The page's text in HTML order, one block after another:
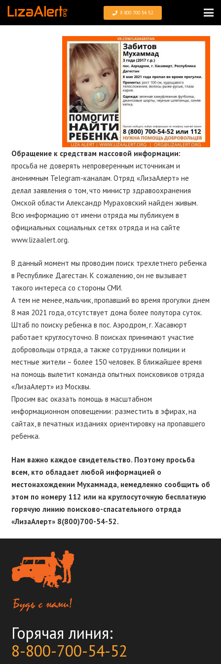
8 800 700 54 52
Обращение к средствам массовой информации:
просьба не доверять непроверенным источникам и
анонимным Telegram-каналам. Отряд «ЛизаАлерт» не
делал заявления о том, что министр здравоохранения
Омской области Александр Мураховский найден живым.
Всю информацию от имени отряда мы публикуем в
официальных социальных сетях отряда и на сайте
www.lizaalert.org.
В данный момент мы проводим поиск трехлетнего ребенка
в Республике Дагестан. К сожалению, он не вызывает
такого интереса со стороны СМИ.
А тем не менее, мальчик, пропавший во время прогулки днем
8 мая 2021 года, отсутствует дома более полутора суток.
Штаб по поиску ребенка в пос. Аэродром, г. Хасавюрт
работает круглосуточно. В поисках принимают участие
добровольцы отряда, а также сотрудники полиции и
местные жители – более 150 человек. В ближайшее время
на помощь вылетит команда опытных поисковиков отряда
«ЛизаАлерт» из Москвы.
Просим вас оказать помощь в масштабном
информационном оповещении: разместить в эфирах, на
сайтах, в печатных изданиях ориентировку на пропавшего
ребенка.
Нам важно каждое свидетельство. Поэтому просьба
всем, кто обладает любой информацией о
местонахождении Мухаммада, немедленно сообщить об
этом по номеру 112 или на круглосуточную бесплатную
горячую линию поисково-спасательного отряда
«ЛизаАлерт» 8(800)700-54-52.
Горячая линия:
8-800-700-54-52